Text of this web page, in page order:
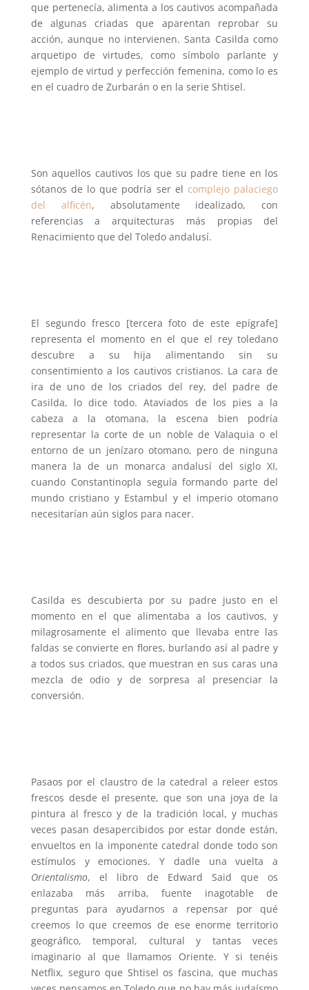
que pertenecía, alimenta a los cautivos acompañada
de algunas criadas que aparentan reprobar su
acción, aunque no intervienen. Santa Casilda como
arquetipo de virtudes, como símbolo parlante y
ejemplo de virtud y perfección femenina, como lo es
en el cuadro de Zurbarán o en la serie Shtisel.
Son aquellos cautivos los que su padre tiene en los
sótanos de lo que podría ser el complejo palaciego
del alficén, absolutamente idealizado, con
referencias a arquitecturas más propias del
Renacimiento que del Toledo andalusí.
El segundo fresco [tercera foto de este epígrafe]
representa el momento en el que el rey toledano
descubre a su hija alimentando sin su
consentimiento a los cautivos cristianos. La cara de
ira de uno de los criados del rey, del padre de
Casilda, lo dice todo. Ataviados de los pies a la
cabeza a la otomana, la escena bien podría
representar la corte de un noble de Valaquia o el
entorno de un jenízaro otomano, pero de ninguna
manera la de un monarca andalusí del siglo XI,
cuando Constantinopla seguía formando parte del
mundo cristiano y Estambul y el imperio otomano
necesitarían aún siglos para nacer.
Casilda es descubierta por su padre justo en el
momento en el que alimentaba a los cautivos, y
milagrosamente el alimento que llevaba entre las
faldas se convierte en flores, burlando así al padre y
a todos sus criados, que muestran en sus caras una
mezcla de odio y de sorpresa al presenciar la
conversión.
Pasaos por el claustro de la catedral a releer estos
frescos desde el presente, que son una joya de la
pintura al fresco y de la tradición local, y muchas
veces pasan desapercibidos por estar donde están,
envueltos en la imponente catedral donde todo son
estímulos y emociones. Y dadle una vuelta a
Orientalismo, el libro de Edward Said que os
enlazaba más arriba, fuente inagotable de
preguntas para ayudarnos a repensar por qué
creemos lo que creemos de ese enorme territorio
geográfico, temporal, cultural y tantas veces
imaginario al que llamamos Oriente. Y si tenéis
Netflix, seguro que Shtisel os fascina, que muchas